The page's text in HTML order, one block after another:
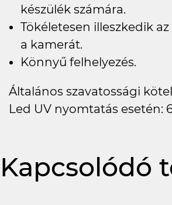
készülék számára.
Tökéletesen illeszkedik
a kamerát.
Könnyű felhelyezés.
Általános szavatossági
Led UV nyomtatás esetén:
Kapcsolódó